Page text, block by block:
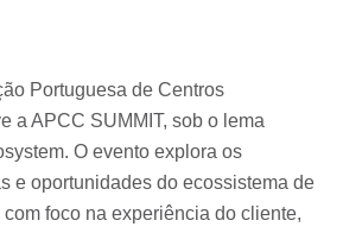
Portuguesa de Centros
a APCC SUMMIT, sob o lema
O evento explora os
e oportunidades do ecossistema de
foco na experiência do cliente,